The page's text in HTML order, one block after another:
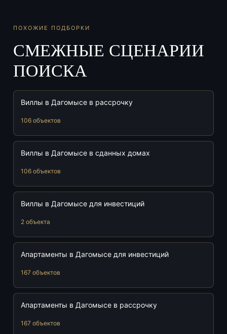
ПОХОЖИЕ ПОДБОРКИ
СМЕЖНЫЕ СЦЕНАРИИ
ПОИСКА
Виллы в Дагомысе в рассрочку
106 объектов
Виллы в Дагомысе в сданных домах
106 объектов
Виллы в Дагомысе для инвестиций
2 объекта
Апартаменты в Дагомысе для инвестиций
167 объектов
Апартаменты в Дагомысе в рассрочку
167 объектов